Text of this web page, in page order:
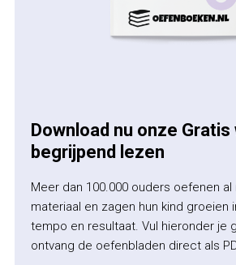
Download nu onze
begrijpend lezen
Meer dan 100.000 ouders oefenen
materiaal en zagen hun kind groeien
tempo en resultaat. Vul hieronder je
ontvang de oefenbladen direct als